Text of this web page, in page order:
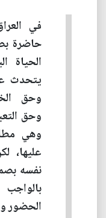
في
حاضرة
الحياة
يتحدث
وحق
وحق
وهي
عليها،
نفسه
الحضور